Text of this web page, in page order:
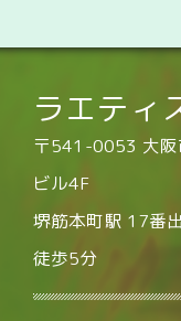
ラエティ
〒541-0053 大阪
ビル4F
堺筋本町駅 17番
徒歩5分